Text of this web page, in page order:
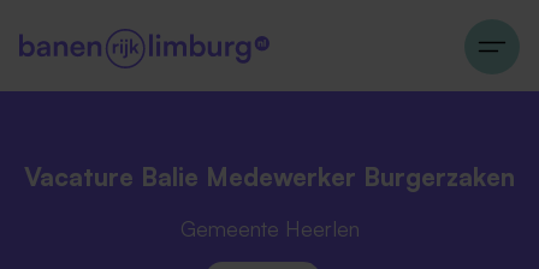
Vacature Balie Medewerker Burgerzaken
Gemeente Heerlen